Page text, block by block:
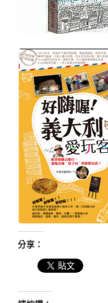
分享：